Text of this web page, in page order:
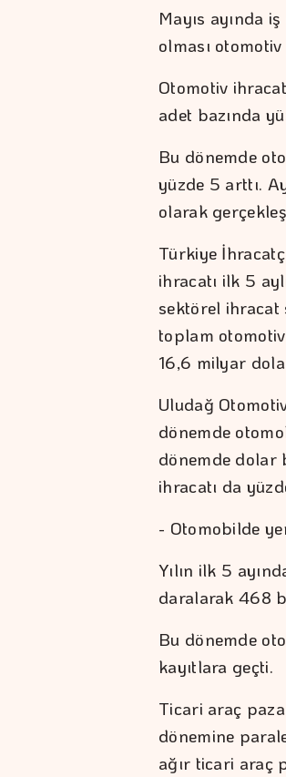
Mayıs ayında
olması
Otomotiv
adet bazında
Bu dönemde
yüzde 5 arttı.
olarak
Türkiye
ihracatı ilk 5
sektörel ihracat
toplam
16,6 milyar
Uludağ
dönemde
dönemde dolar
ihracatı da
- Otomobilde
Yılın ilk 5
daralarak 468
Bu dönemde
kayıtlara geçti.
Ticari araç
dönemine
ağır ticari araç